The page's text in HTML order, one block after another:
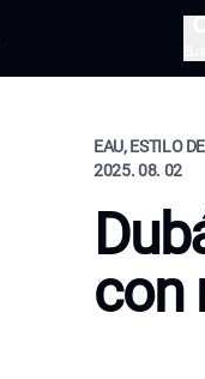
EAU, ESTILO
2025. 08. 02
con